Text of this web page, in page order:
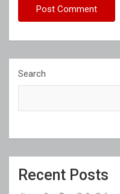
Search
Recent Posts